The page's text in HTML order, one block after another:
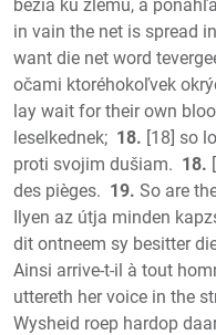
bežia ku zlému, a
in vain the net is spread
want die net word
očami ktoréhokoľvek
lay wait for their own
leselkednek; 18. [18] so
proti svojim dušiam. 18.
des pièges. 19. So are
Ilyen az útja minden
dit ontneem sy besitter
Ainsi arrive-t-il à tout
uttereth her voice in the
Wysheid roep hardop